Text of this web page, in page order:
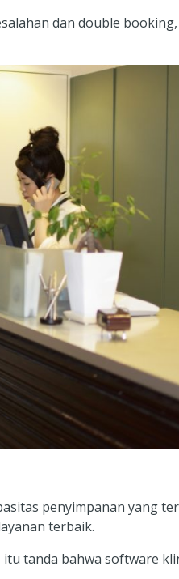
dan double
penyimpanan yang
terbaik.
tanda bahwa software